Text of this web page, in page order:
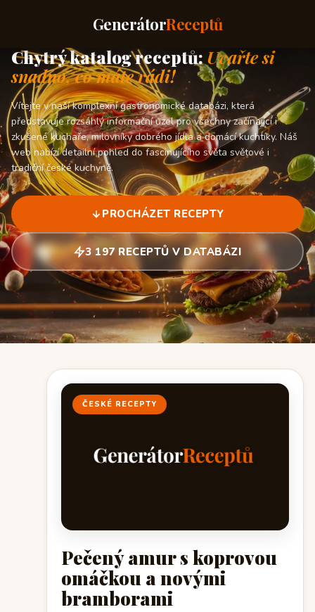
GenerátorReceptů
Chytrý katalog receptů:Uvařte si
snadno, co máte rádi!
Vítejte v naší komplexní gastronomické databázi, která
představuje rozsáhlý informační uzel pro všechny začínající i
zkušené kuchaře, milovníky dobrého jídla a domácí kuchtíky. Náš
web nabízí detailní pohled do fascinujícího světa světové i
tradiční české kuchyně.
PROCHÁZET RECEPTY
3 197 RECEPTŮ V DATABÁZI
ČESKÉ RECEPTY
Pečený amur s koprovou
omáčkou a novými
bramborami